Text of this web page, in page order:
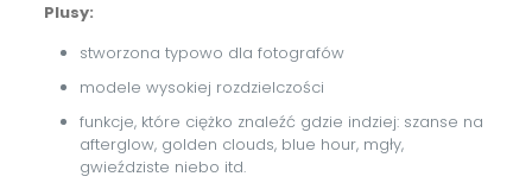
Plusy:
stworzona typowo dla fotografów
modele wysokiej rozdzielczości
funkcje, które ciężko znaleźć gdzie indziej: szanse na
afterglow, golden clouds, blue hour, mgły,
gwieździste niebo itd.